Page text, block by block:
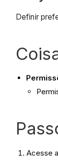
Definir
Acesse